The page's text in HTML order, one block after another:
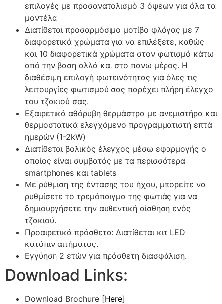
επιλογές με προσανατολισμό 3 όψεων για όλα τα
μοντέλα
Διατίθεται προσαρμόσιμο μοτίβο φλόγας με 7
διαφορετικά χρώματα για να επιλέξετε, καθώς
και 10 διαφορετικά χρώματα στον φωτισμό κάτω
από την βαση αλλά και στο πανω μέρος. Η
διαθέσιμη επιλογή φωτεινότητας για όλες τις
λειτουργίες φωτισμού σας παρέχει πλήρη έλεγχο
του τζακιού σας.
Εξαιρετικά αθόρυβη θερμάστρα με ανεμιστήρα και
θερμοστατικά ελεγχόμενο προγραμματιστή επτά
ημερών (1-2kW)
Διατίθεται βολικός έλεγχος μέσω εφαρμογής ο
οποίος είναι συμβατός με τα περισσότερα
smartphones και tablets
Με ρύθμιση της έντασης του ήχου, μπορείτε να
ρυθμίσετε το τρεμόπαιγμα της φωτιάς για να
δημιουργήσετε την αυθεντική αίσθηση ενός
τζακιού.
Προαιρετικά πρόσθετα: Διατίθεται κιτ LED
κατόπιν αιτήματος.
Εγγύηση 2 ετών για πρόσθετη διασφάλιση.
Download Links:
Download Brochure [Here]